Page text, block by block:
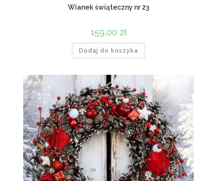
Wianek świąteczny nr 23
159,00 zł
Dodaj do koszyka